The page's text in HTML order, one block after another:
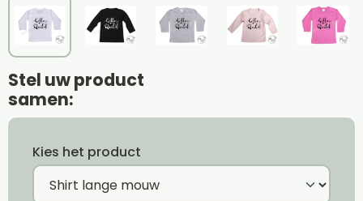
Stel uw product
samen:
Kies het product